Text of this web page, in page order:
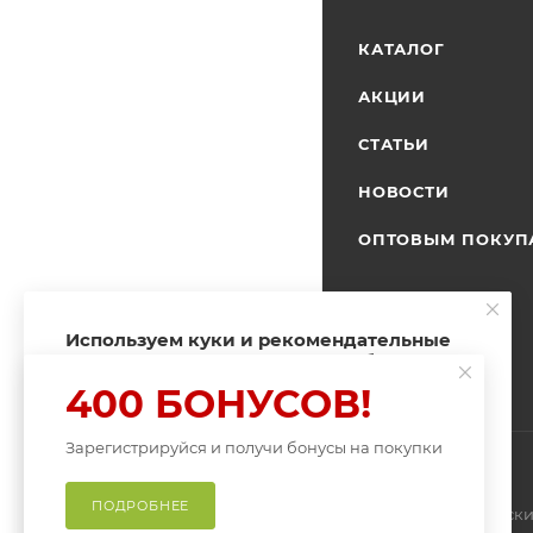
КАТАЛОГ
АКЦИИ
СТАТЬИ
НОВОСТИ
ОПТОВЫМ
2026 © ИП
Используем куки и рекомендательные
технологии для улучшения работы
Пользуясь сайтом Fishingband.ru, вы
соглашаетесь на использованиефайлов куки.
ПРИНИМАЮ
400 БОНУСОВ!
Зарегистрируйся и получи бонусы на покупки
ПОДРОБНЕЕ